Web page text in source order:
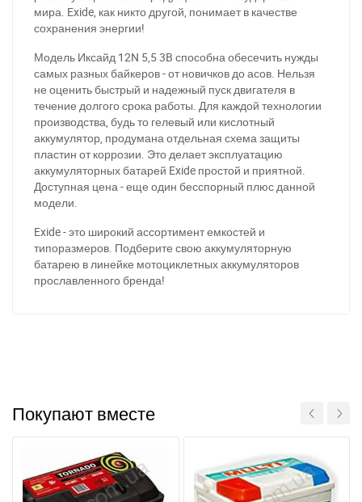
мира. Exide, как никто другой, понимает в качестве
сохранения энергии!
Модель Иксайд 12N 5,5 3B способна обесечить нужды
самых разных байкеров - от новичков до асов. Нельзя
не оценить быстрый и надежный пуск двигателя в
течение долгого срока работы. Для каждой технологии
производства, будь то гелевый или кислотный
аккумулятор, продумана отдельная схема защиты
пластин от коррозии. Это делает эксплуатацию
аккумуляторных батарей Exide простой и приятной.
Доступная цена - еще один бесспорный плюс данной
модели.
Exide - это широкий ассортимент емкостей и
типоразмеров. Подберите свою аккумуляторную
батарею в линейке мотоциклетных аккумуляторов
прославленного бренда!
Покупают вместе